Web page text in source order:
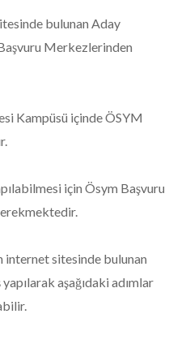
bulunan Aday
Merkezlerinden
Kampüsü içinde ÖSYM
için Ösym Başvuru
internet sitesinde bulunan
aşağıdaki adımlar